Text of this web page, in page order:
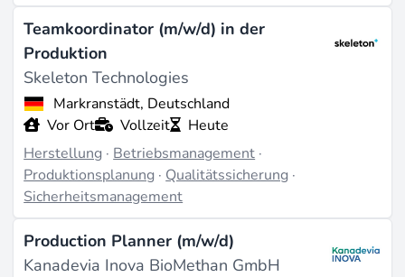
Teamkoordinator (m/w/d) in der
Produktion
Skeleton Technologies
Markranstädt, Deutschland
Vor Ort
Vollzeit
Heute
Herstellung · Betriebsmanagement ·
Produktionsplanung · Qualitätssicherung ·
Sicherheitsmanagement
Production Planner (m/w/d)
Kanadevia Inova BioMethan GmbH